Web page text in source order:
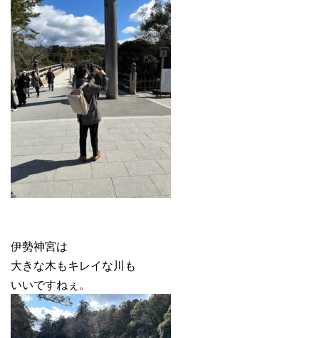
伊勢神宮は
大きな木もキレイな川も
いいですねぇ。